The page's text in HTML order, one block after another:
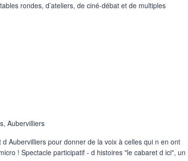
rondes, d’ateliers, de ciné-débat et de multiples
Aubervilliers
Aubervilliers pour donner de la voix à celles qui n en ont
! Spectacle participatif - d histoires "le cabaret d ici", un